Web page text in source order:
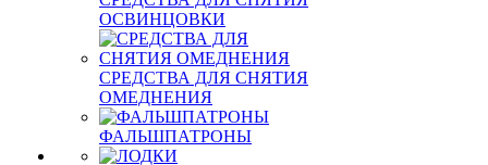
ОСВИНЦОВКИ
СРЕДСТВА ДЛЯ СНЯТИЯ
ОМЕДНЕНИЯ
ФАЛЬШПАТРОНЫ